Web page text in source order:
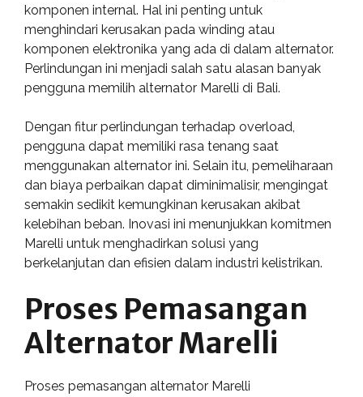
komponen internal. Hal ini penting untuk
menghindari kerusakan pada winding atau
komponen elektronika yang ada di dalam alternator.
Perlindungan ini menjadi salah satu alasan banyak
pengguna memilih alternator Marelli di Bali.
Dengan fitur perlindungan terhadap overload,
pengguna dapat memiliki rasa tenang saat
menggunakan alternator ini. Selain itu, pemeliharaan
dan biaya perbaikan dapat diminimalisir, mengingat
semakin sedikit kemungkinan kerusakan akibat
kelebihan beban. Inovasi ini menunjukkan komitmen
Marelli untuk menghadirkan solusi yang
berkelanjutan dan efisien dalam industri kelistrikan.
Proses Pemasangan
Alternator Marelli
Proses pemasangan alternator Marelli